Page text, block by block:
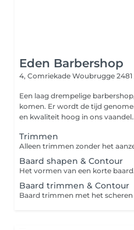
Eden Barbershop
4, Comriekade Woubrugge 2481
Een laag drempelige
komen. Er wordt de tijd
en kwaliteit hoog in ons
Trimmen
Baard shapen & Contour
Baard trimmen & Contour